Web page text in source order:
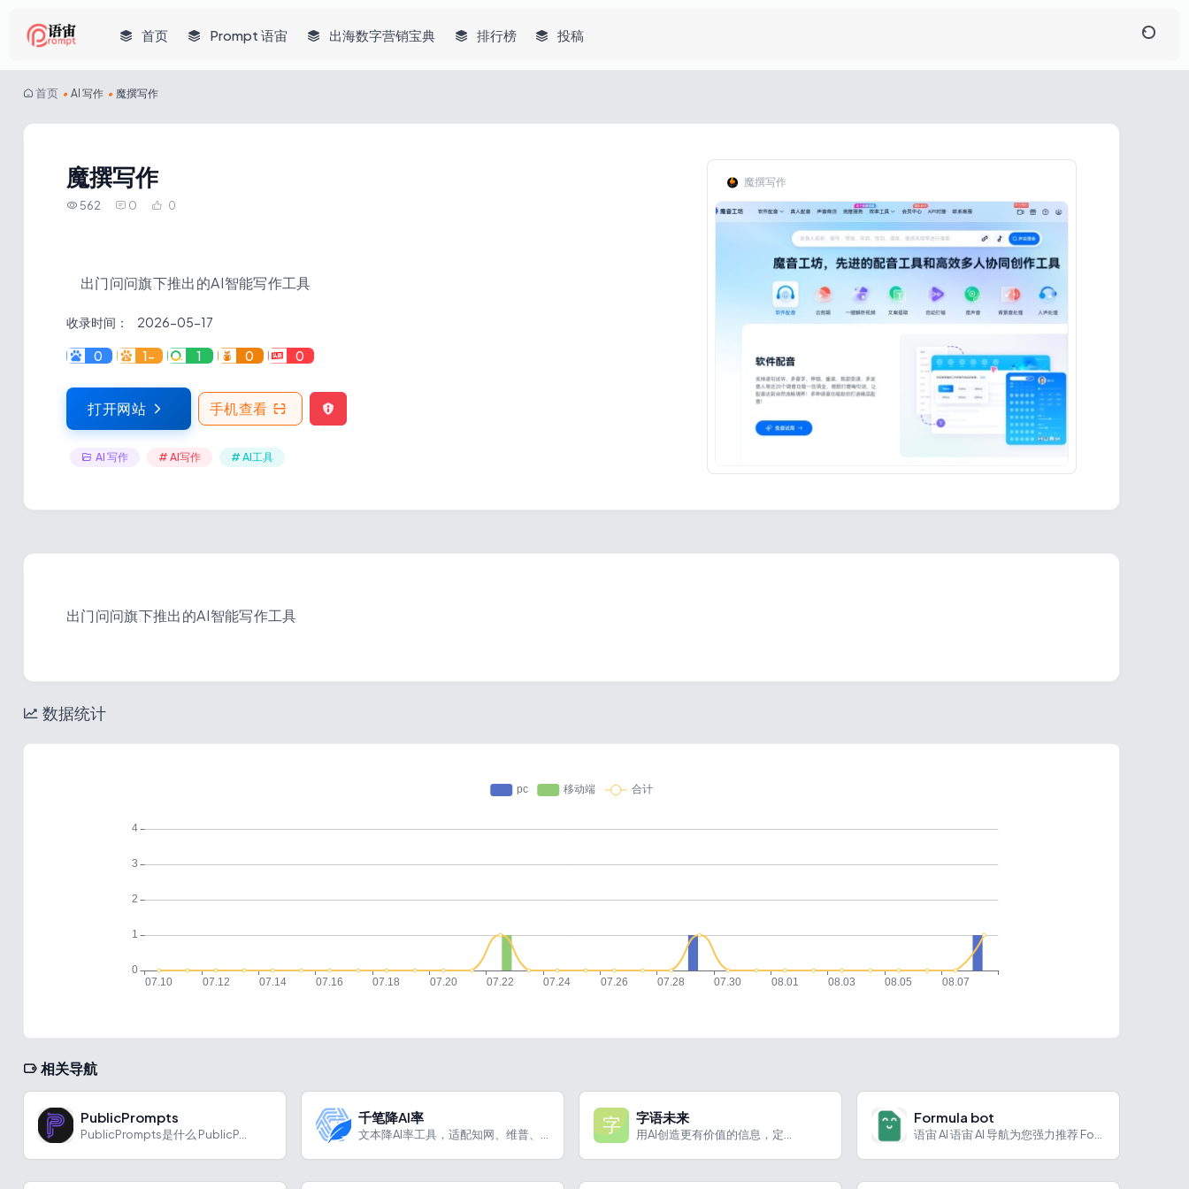
首页 Prompt 语宙 出海数字营销宝典 排行榜 投稿
首页 • AI 写作 • 魔撰写作
魔撰写作
562 0 0
出门问问旗下推出的AI智能写作工具
收录时间： 2026-05-17
0 1- 1 0 0
打开网站 手机查看
AI 写作 # AI写作 # AI工具
魔撰写作
出门问问旗下推出的AI智能写作工具
数据统计
相关导航
PublicPrompts
PublicPrompts是什么 PublicP...
千笔降AI率 字语未来
用AI创造更有价值的信息，定...
Formula bot